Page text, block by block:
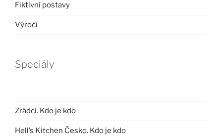
Fiktivní postavy
Výročí
Speciály
Zrádci. Kdo je kdo
Hell’s Kitchen Česko. Kdo je kdo